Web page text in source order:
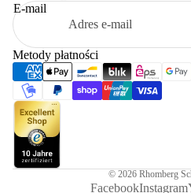
E-mail
Metody płatności
© 2026 Rhomberg
FacebookInstagram